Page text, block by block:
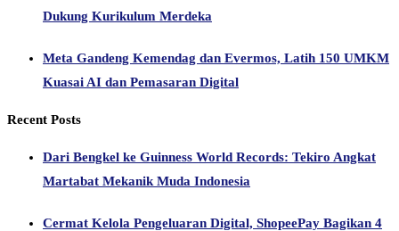
Dukung Kurikulum Merdeka
Meta Gandeng Kemendag dan Evermos, Latih 150 UMKM
Kuasai AI dan Pemasaran Digital
Recent Posts
Dari Bengkel ke Guinness World Records: Tekiro Angkat
Martabat Mekanik Muda Indonesia
Cermat Kelola Pengeluaran Digital, ShopeePay Bagikan 4